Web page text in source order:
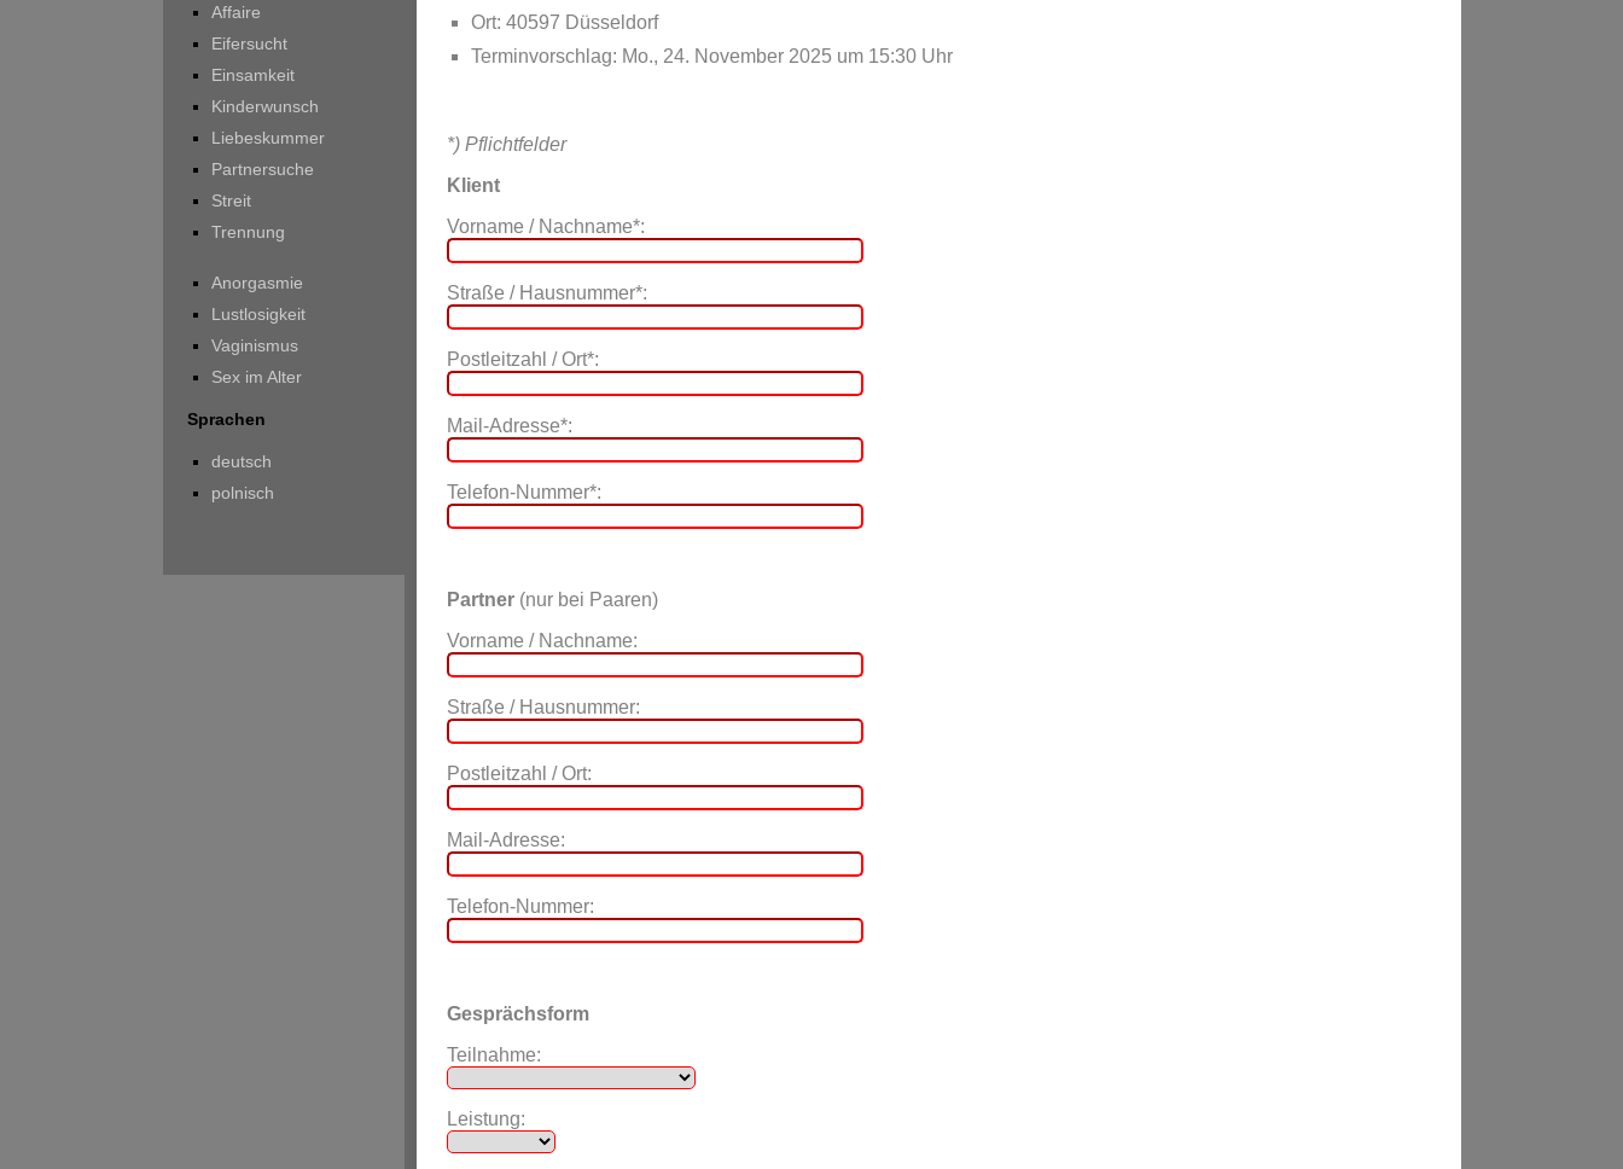
Affaire
Eifersucht
Einsamkeit
Kinderwunsch
Liebeskummer
Partnersuche
Streit
Trennung
Anorgasmie
Lustlosigkeit
Vaginismus
Sex im Alter
Sprachen
deutsch
polnisch
Ort: 40597 Düsseldorf
Terminvorschlag: Mo., 24. November 2025 um 15:30 Uhr
*) Pflichtfelder
Klient
Vorname / Nachname*:
Straße / Hausnummer*:
Postleitzahl / Ort*:
Mail-Adresse*:
Telefon-Nummer*:
Partner(nur bei Paaren)
Vorname / Nachname:
Straße / Hausnummer:
Postleitzahl / Ort:
Mail-Adresse:
Telefon-Nummer:
Gesprächsform
Teilnahme:
Leistung: